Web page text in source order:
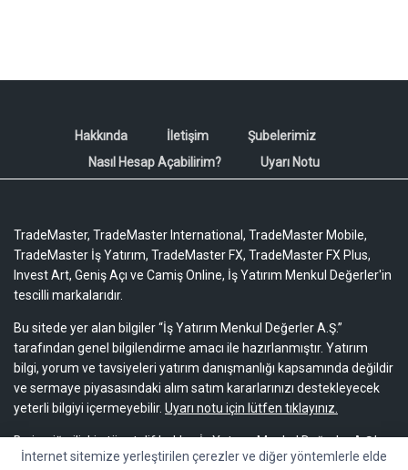
Hakkında İletişim
Şubelerimiz
Nasıl Hesap Açabilirim?
Uyarı Notu
TradeMaster, TradeMaster International, TradeMaster Mobile,
TradeMaster İş Yatırım, TradeMaster FX, TradeMaster FX Plus,
Invest Art, Geniş Açı ve Camiş Online, İş Yatırım Menkul Değerler'in
tescilli markalarıdır.
Bu sitede yer alan bilgiler “İş Yatırım Menkul Değerler A.Ş.”
tarafından genel bilgilendirme amacı ile hazırlanmıştır. Yatırım
bilgi, yorum ve tavsiyeleri yatırım danışmanlığı kapsamında değildir
ve sermaye piyasasındaki alım satım kararlarınızı destekleyecek
yeterli bilgiyi içermeyebilir. Uyarı notu için lütfen tıklayınız.
Bu içeriğe ilişkin tüm telif hakları İş Yatırım Menkul Değerler A.Ş.’ye
aittir. Bu içerik, açık iznimiz olmaksızın başkaları tarafından
İnternet sitemize yerleştirilen çerezler ve diğer yöntemlerle elde